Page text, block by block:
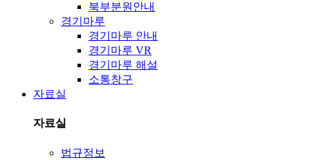
북부분원안내
경기마루
경기마루 안내
경기마루 VR
경기마루 해설
소통창구
자료실
자료실
법규정보